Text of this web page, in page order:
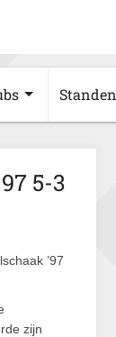
Standen
5-3
’97
zijn